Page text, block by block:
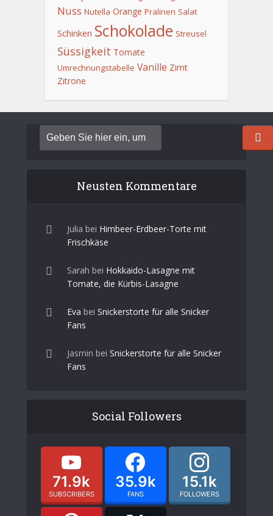
Nuss Nutella Orange Pralinen Salat
Schinken Schokolade Streusel
Süssigkeit Tomate
Umrechnungstabelle Vanille Zimt
Zitrone
Neusten Kommentare
Julia bei Himbeer-Erdbeer-Torte mit
Frischkäse
Sarah bei Hokkaido-Lasagne mit
Tomate, die Kürbis-Lasagne
Eva bei Snickerstorte für alle Snicker
Fans
Jasmin bei Snickerstorte für alle Snicker
Fans
Social Followers
71.9k
SUBSCRIBERS
35.9k
FANS
15.1k
FOLLOWERS